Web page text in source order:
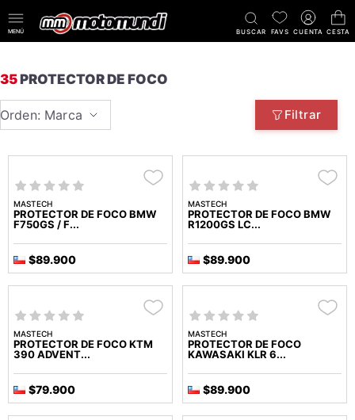
MENÚ BUSCAR FAVS CUENTA CESTA
35PROTECTOR DE FOCO
Orden: Marca Filtrar
MASTECH
PROTECTOR DE FOCO BMW
F750GS / F...
$89.900
MASTECH
PROTECTOR DE FOCO BMW
R1200GS LC...
$89.900
MASTECH
PROTECTOR DE FOCO KTM
390 ADVENT...
$79.900
MASTECH
PROTECTOR DE FOCO
KAWASAKI KLR 6...
$89.900